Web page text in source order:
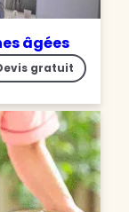
âgées
gratuit